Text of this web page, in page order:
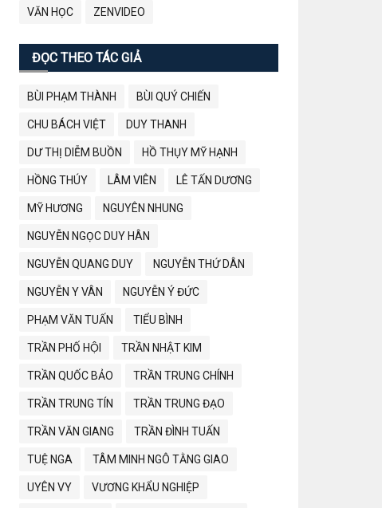
VĂN HỌC ZENVIDEO
ĐỌC THEO TÁC GIẢ
BÙI PHẠM THÀNH BÙI QUÝ CHIẾN
CHU BÁCH VIỆT DUY THANH
DƯ THỊ DIỄM BUỒN HỒ THỤY MỸ HẠNH
HỒNG THÚY LÂM VIÊN LÊ TẤN DƯƠNG
MỸ HƯƠNG NGUYÊN NHUNG
NGUYỄN NGỌC DUY HÂN
NGUYỄN QUANG DUY NGUYỄN THỨ DÂN
NGUYỄN Y VÂN NGUYỄN Ý ĐỨC
PHẠM VĂN TUẤN TIỂU BÌNH
TRẦN PHỐ HỘI TRẦN NHẬT KIM
TRẦN QUỐC BẢO TRẦN TRUNG CHÍNH
TRẦN TRUNG TÍN TRẦN TRUNG ĐẠO
TRẦN VĂN GIANG TRẦN ĐÌNH TUẤN
TUỆ NGA TÂM MINH NGÔ TẰNG GIAO
UYÊN VY VƯƠNG KHẨU NGHIỆP